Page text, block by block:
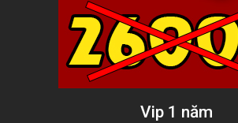
Vip 1 năm